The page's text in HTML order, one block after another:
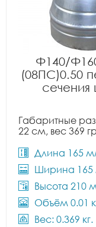
Ф140/
(08ПС)0.50
сечения
Габаритные
22 см, вес 369
Длина 165
Ширина
Высота 210
Объём 0.01
Вес: 0.369 кг.